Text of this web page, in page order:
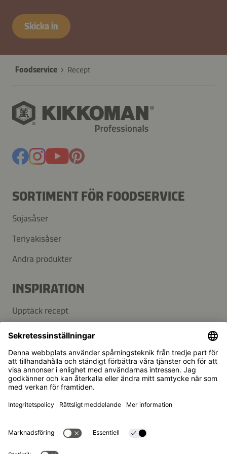
Skicka in
Foodservice Recept
SORTIMENT FÖR FOODSERVICE
Sojasåser
Teriyakisåser
Andra produkter
INSPIRATION
Upptäck recept
Blogg
SUPPORT
Kontakt
FAQ
Kikkoman är ett registrerat varumärke som tillhör Kikkoman